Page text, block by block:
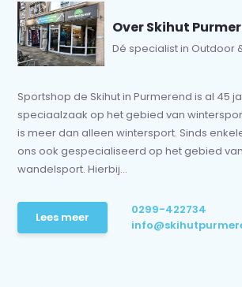
Over Skihut
Dé specialist in Outdoor
Sportshop de Skihut in Purmerend is al 45
speciaalzaak op het gebied van
is meer dan alleen wintersport. Sinds
ons ook gespecialiseerd op het gebied
wandelsport. Hierbij...
Lees meer
0299-422734